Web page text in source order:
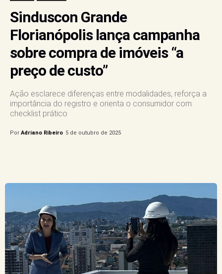
Sinduscon Grande
Florianópolis lança campanha
sobre compra de imóveis “a
preço de custo”
Ação esclarece diferenças entre modalidades, reforça a
importância do registro e orienta o consumidor com
checklist prático
Por Adriano Ribeiro 5 de outubro de 2025